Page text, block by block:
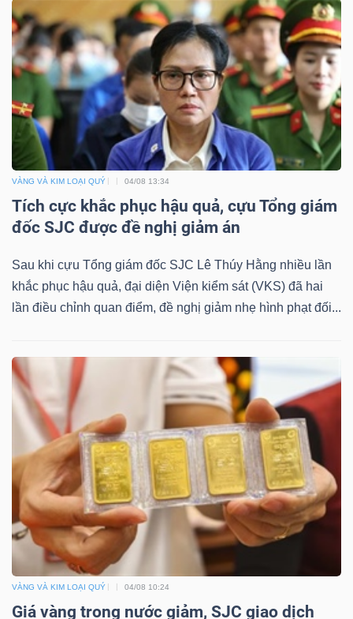
VÀNG VÀ KIM LOẠI QUÝ 04/08 13:34
Tích cực khắc phục hậu quả, cựu Tổng giám
đốc SJC được đề nghị giảm án
Sau khi cựu Tổng giám đốc SJC Lê Thúy Hằng nhiều lần
khắc phục hậu quả, đại diện Viện kiểm sát (VKS) đã hai
lần điều chỉnh quan điểm, đề nghị giảm nhẹ hình phạt đối...
VÀNG VÀ KIM LOẠI QUÝ 04/08 10:24
Giá vàng trong nước giảm, SJC giao dịch
cụ
đầu
tư
Truyền
tài
liệu
tài
chính